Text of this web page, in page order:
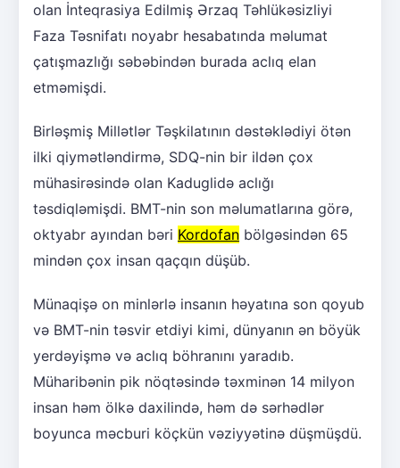
olan İnteqrasiya Edilmiş Ərzaq Təhlükəsizliyi
Faza Təsnifatı noyabr hesabatında məlumat
çatışmazlığı səbəbindən burada aclıq elan
etməmişdi.
Birləşmiş Millətlər Təşkilatının dəstəklədiyi ötən
ilki qiymətləndirmə, SDQ-nin bir ildən çox
mühasirəsində olan Kaduglidə aclığı
təsdiqləmişdi. BMT-nin son məlumatlarına görə,
oktyabr ayından bəri Kordofan bölgəsindən 65
mindən çox insan qaçqın düşüb.
Münaqişə on minlərlə insanın həyatına son qoyub
və BMT-nin təsvir etdiyi kimi, dünyanın ən böyük
yerdəyişmə və aclıq böhranını yaradıb.
Müharibənin pik nöqtəsində təxminən 14 milyon
insan həm ölkə daxilində, həm də sərhədlər
boyunca məcburi köçkün vəziyyətinə düşmüşdü.